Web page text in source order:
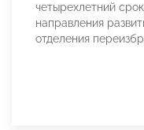
четырехлетний
направления
отделения